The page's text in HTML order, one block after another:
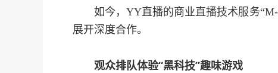
如今，YY直播的商业直播技术服务
展开深度合作。
观众排队体验“黑科技”趣味游戏